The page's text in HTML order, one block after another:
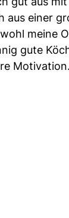
aus einer
meine
gute
Motivation.